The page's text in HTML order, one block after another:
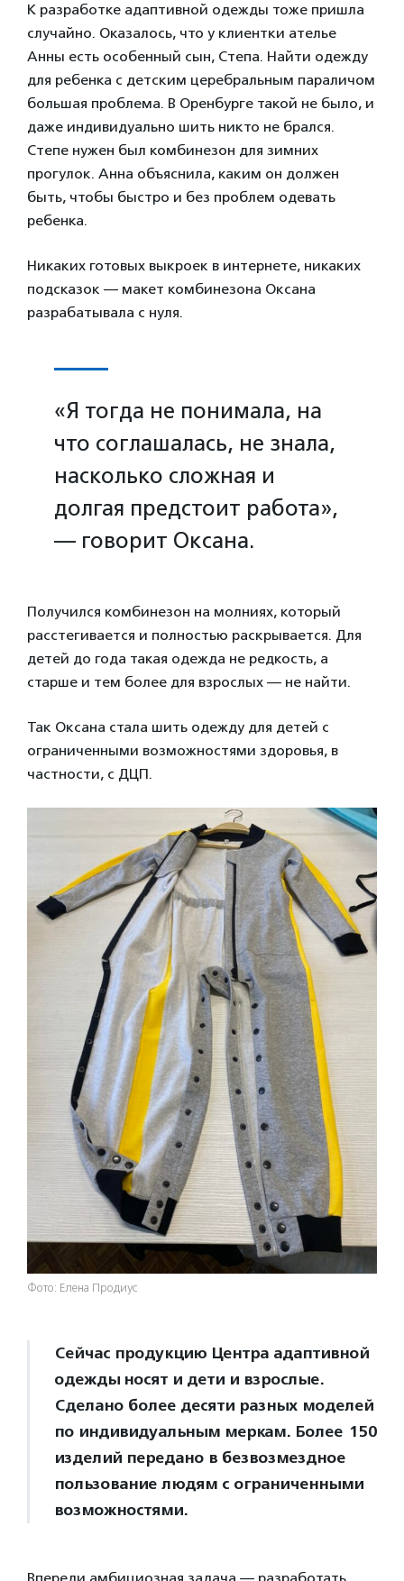
К разработке адаптивной одежды тоже пришла
случайно. Оказалось, что у клиентки ателье
Анны есть особенный сын, Степа. Найти одежду
для ребенка с детским церебральным параличом
большая проблема. В Оренбурге такой не было, и
даже индивидуально шить никто не брался.
Степе нужен был комбинезон для зимних
прогулок. Анна объяснила, каким он должен
быть, чтобы быстро и без проблем одевать
ребенка.
Никаких готовых выкроек в интернете, никаких
подсказок — макет комбинезона Оксана
разрабатывала с нуля.
«Я тогда не понимала, на
что соглашалась, не знала,
насколько сложная и
долгая предстоит работа»,
— говорит Оксана.
Получился комбинезон на молниях, который
расстегивается и полностью раскрывается. Для
детей до года такая одежда не редкость, а
старше и тем более для взрослых — не найти.
Так Оксана стала шить одежду для детей с
ограниченными возможностями здоровья, в
частности, с ДЦП.
Фото: Елена Продиус
Сейчас продукцию Центра адаптивной
одежды носят и дети и взрослые.
Сделано более десяти разных моделей
по индивидуальным меркам. Более 150
изделий передано в безвозмездное
пользование людям с ограниченными
возможностями.